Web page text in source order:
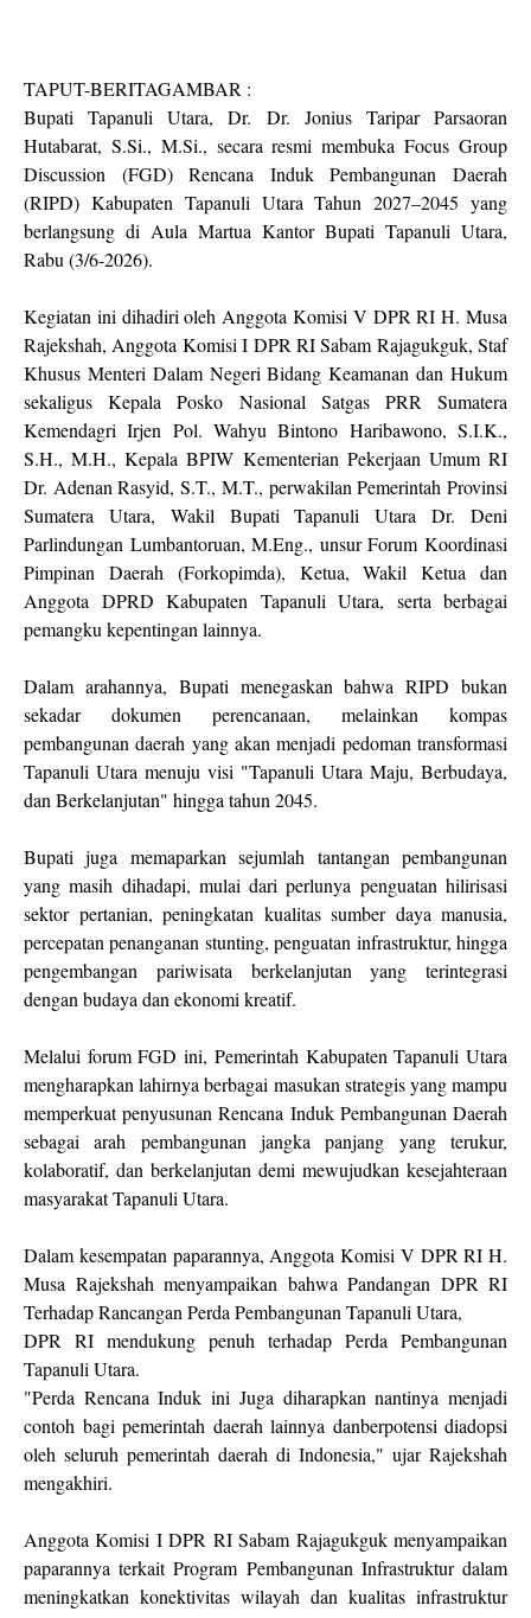
‎TAPUT-BERITAGAMBAR :
‎Bupati Tapanuli Utara, Dr. Dr. Jonius Taripar Parsaoran
Hutabarat, S.Si., M.Si., secara resmi membuka Focus Group
Discussion (FGD) Rencana Induk Pembangunan Daerah
(RIPD) Kabupaten Tapanuli Utara Tahun 2027–2045 yang
berlangsung di Aula Martua Kantor Bupati Tapanuli Utara,
Rabu (3/6-2026).
‎Kegiatan ini dihadiri oleh Anggota Komisi V DPR RI H. Musa
Rajekshah, Anggota Komisi I DPR RI Sabam Rajagukguk, Staf
Khusus Menteri Dalam Negeri Bidang Keamanan dan Hukum
sekaligus Kepala Posko Nasional Satgas PRR Sumatera
Kemendagri Irjen Pol. Wahyu Bintono Haribawono, S.I.K.,
S.H., M.H., Kepala BPIW Kementerian Pekerjaan Umum RI
Dr. Adenan Rasyid, S.T., M.T., perwakilan Pemerintah Provinsi
Sumatera Utara, Wakil Bupati Tapanuli Utara Dr. Deni
Parlindungan Lumbantoruan, M.Eng., unsur Forum Koordinasi
Pimpinan Daerah (Forkopimda), Ketua, Wakil Ketua dan
Anggota DPRD Kabupaten Tapanuli Utara, serta berbagai
pemangku kepentingan lainnya.
‎Dalam arahannya, Bupati menegaskan bahwa RIPD bukan
sekadar dokumen perencanaan, melainkan kompas
pembangunan daerah yang akan menjadi pedoman transformasi
Tapanuli Utara menuju visi "Tapanuli Utara Maju, Berbudaya,
dan Berkelanjutan" hingga tahun 2045.
‎Bupati juga memaparkan sejumlah tantangan pembangunan
yang masih dihadapi, mulai dari perlunya penguatan hilirisasi
sektor pertanian, peningkatan kualitas sumber daya manusia,
percepatan penanganan stunting, penguatan infrastruktur, hingga
pengembangan pariwisata berkelanjutan yang terintegrasi
dengan budaya dan ekonomi kreatif.
‎Melalui forum FGD ini, Pemerintah Kabupaten Tapanuli Utara
mengharapkan lahirnya berbagai masukan strategis yang mampu
memperkuat penyusunan Rencana Induk Pembangunan Daerah
sebagai arah pembangunan jangka panjang yang terukur,
kolaboratif, dan berkelanjutan demi mewujudkan kesejahteraan
masyarakat Tapanuli Utara.
‎Dalam kesempatan paparannya, Anggota Komisi V DPR RI H.
Musa Rajekshah menyampaikan bahwa Pandangan DPR RI
Terhadap Rancangan Perda Pembangunan Tapanuli Utara,
‎DPR RI mendukung penuh terhadap Perda Pembangunan
Tapanuli Utara.
‎"Perda Rencana Induk ini Juga diharapkan nantinya menjadi
contoh bagi pemerintah daerah lainnya danberpotensi diadopsi
oleh seluruh pemerintah daerah di Indonesia," ujar Rajekshah
mengakhiri.
‎Anggota Komisi I DPR RI Sabam Rajagukguk menyampaikan
paparannya terkait Program Pembangunan Infrastruktur dalam
meningkatkan konektivitas wilayah dan kualitas infrastruktur